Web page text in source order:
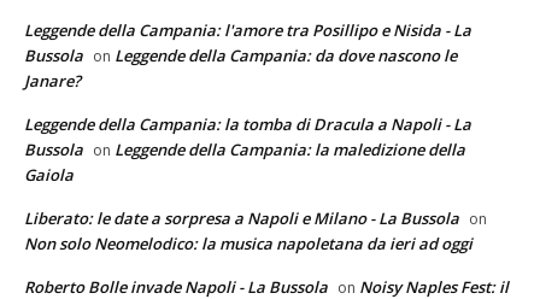
Leggende della Campania: l'amore tra Posillipo e Nisida - La
Bussola on Leggende della Campania: da dove nascono le
Janare?
Leggende della Campania: la tomba di Dracula a Napoli - La
Bussola on Leggende della Campania: la maledizione della
Gaiola
Liberato: le date a sorpresa a Napoli e Milano - La Bussola on
Non solo Neomelodico: la musica napoletana da ieri ad oggi
Roberto Bolle invade Napoli - La Bussola on Noisy Naples Fest: il